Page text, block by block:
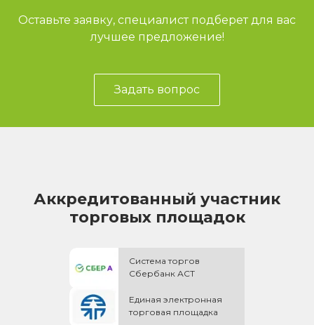
Оставьте заявку, специалист подберет для вас
лучшее предложение!
Задать вопрос
Аккредитованный участник
торговых площадок
Система торгов
Сбербанк АСТ
Единая электронная
торговая площадка